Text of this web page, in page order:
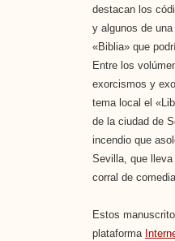
destacan los
y algunos de
«Biblia» que
Entre los
exorcismos y
tema local el
de la ciudad de
incendio que
Sevilla, que
corral de
Estos
plataforma